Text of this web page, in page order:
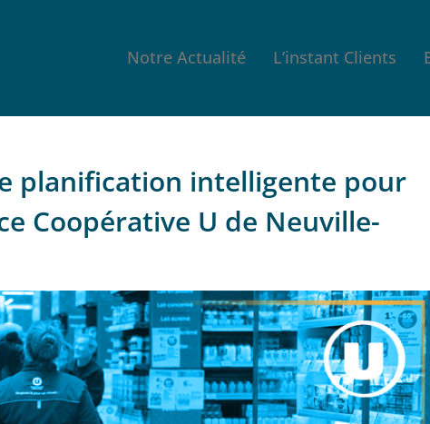
Notre Actualité L’instant Clients
planification intelligente pour
Coopérative U de Neuville-